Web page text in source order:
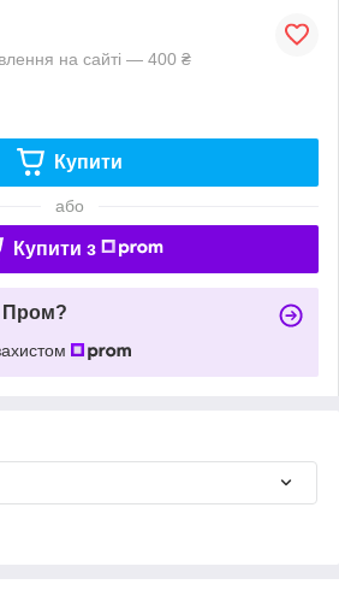
на сайті — 400 ₴
Купити
або
Купити з
Пром?